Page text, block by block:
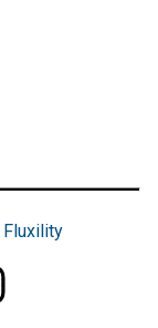
Fluxility